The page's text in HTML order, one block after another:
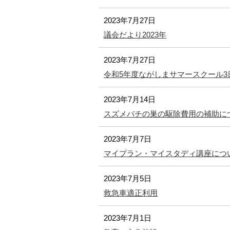
2023年7月27日
議会だより2023年
2023年7月27日
令和5年度ながしまサマースクール
2023年7月14日
スズメバチの巣の駆除費用の補助に
2023年7月7日
マイプラン・マイスタディ講座につ
2023年7月5日
救急車適正利用
2023年7月1日